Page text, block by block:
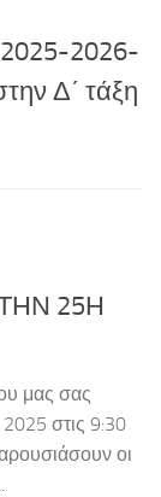
2025-2026-
Δ΄ τάξη
25Η
μας σας
στις 9:30
οι